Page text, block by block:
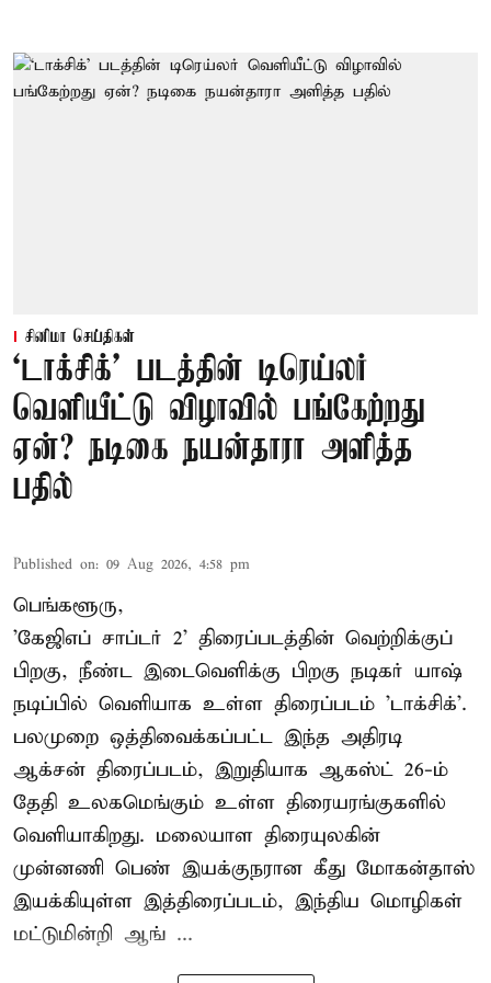
சினிமா செய்திகள்
‘டாக்சிக்’ படத்தின் டிரெய்லர்
வெளியீட்டு விழாவில் பங்கேற்றது
ஏன்? நடிகை நயன்தாரா அளித்த
பதில்
Published on: 09 Aug 2026, 4:58 pm
பெங்களூரு,
'கேஜிஎப் சாப்டர் 2' திரைப்படத்தின் வெற்றிக்குப்
பிறகு, நீண்ட இடைவெளிக்கு பிறகு நடிகர் யாஷ்
நடிப்பில் வெளியாக உள்ள திரைப்படம் 'டாக்சிக்'.
பலமுறை ஒத்திவைக்கப்பட்ட இந்த அதிரடி
ஆக்சன் திரைப்படம், இறுதியாக ஆகஸ்ட் 26-ம்
தேதி உலகமெங்கும் உள்ள திரையரங்குகளில்
வெளியாகிறது. மலையாள திரையுலகின்
முன்னணி பெண் இயக்குநரான கீது மோகன்தாஸ்
இயக்கியுள்ள இத்திரைப்படம், இந்திய மொழிகள்
மட்டுமின்றி ஆங் ...